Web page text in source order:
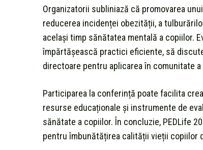
Organizatorii subliniază că promovarea
reducerea incidenței obezității, a
același timp sănătatea mentală a copiilor.
împărtășească practici eficiente, să
directoare pentru aplicarea în comunitate
Participarea la conferință poate facilita
resurse educaționale și instrumente de
sănătate a copiilor. În concluzie, PEDLife
pentru îmbunătățirea calității vieții copiilor